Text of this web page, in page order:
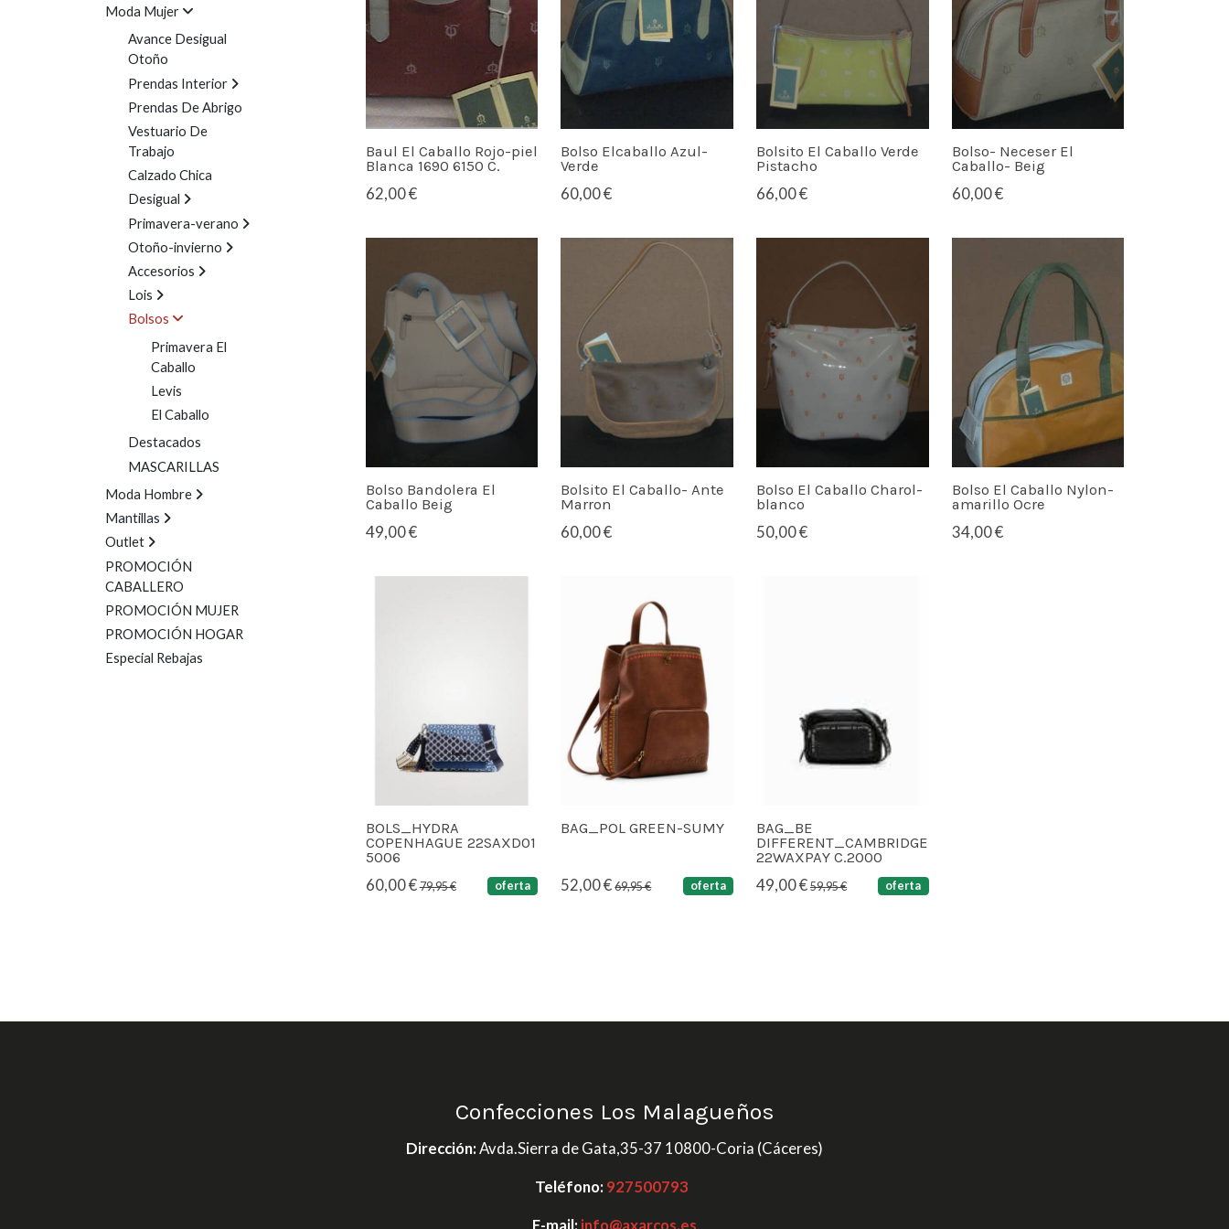
Moda Mujer
Avance Desigual
Otoño
Prendas Interior
Prendas De Abrigo
Vestuario De
Trabajo
Calzado Chica
Desigual
Primavera-verano
Otoño-invierno
Accesorios
Lois
Bolsos
Primavera El
Caballo
Levis
El Caballo
Destacados
MASCARILLAS
Moda Hombre
Mantillas
Outlet
PROMOCIÓN
CABALLERO
PROMOCIÓN MUJER
PROMOCIÓN HOGAR
Especial Rebajas
Baul El Caballo Rojo-piel
Blanca 1690 6150 C.
62,00 €
Bolso Elcaballo Azul-
Verde
60,00 €
Bolsito El Caballo Verde
Pistacho
66,00 €
Bolso- Neceser El
Caballo- Beig
60,00 €
Bolso Bandolera El
Caballo Beig
49,00 €
Bolsito El Caballo- Ante
Marron
60,00 €
Bolso El Caballo Charol-
blanco
50,00 €
Bolso El Caballo Nylon-
amarillo Ocre
34,00 €
BOLS_HYDRA
COPENHAGUE 22SAXD01
5006
60,00 €79,95 € oferta
BAG_POL GREEN-SUMY
52,00 €69,95 € oferta
BAG_BE
DIFFERENT_CAMBRIDGE
22WAXPAY C.2000
49,00 €59,95 € oferta
Confecciones Los Malagueños
Dirección:Avda.Sierra de Gata,35-37 10800-Coria (Cáceres)
Teléfono: 927500793
E-mail: info@axarcos.es